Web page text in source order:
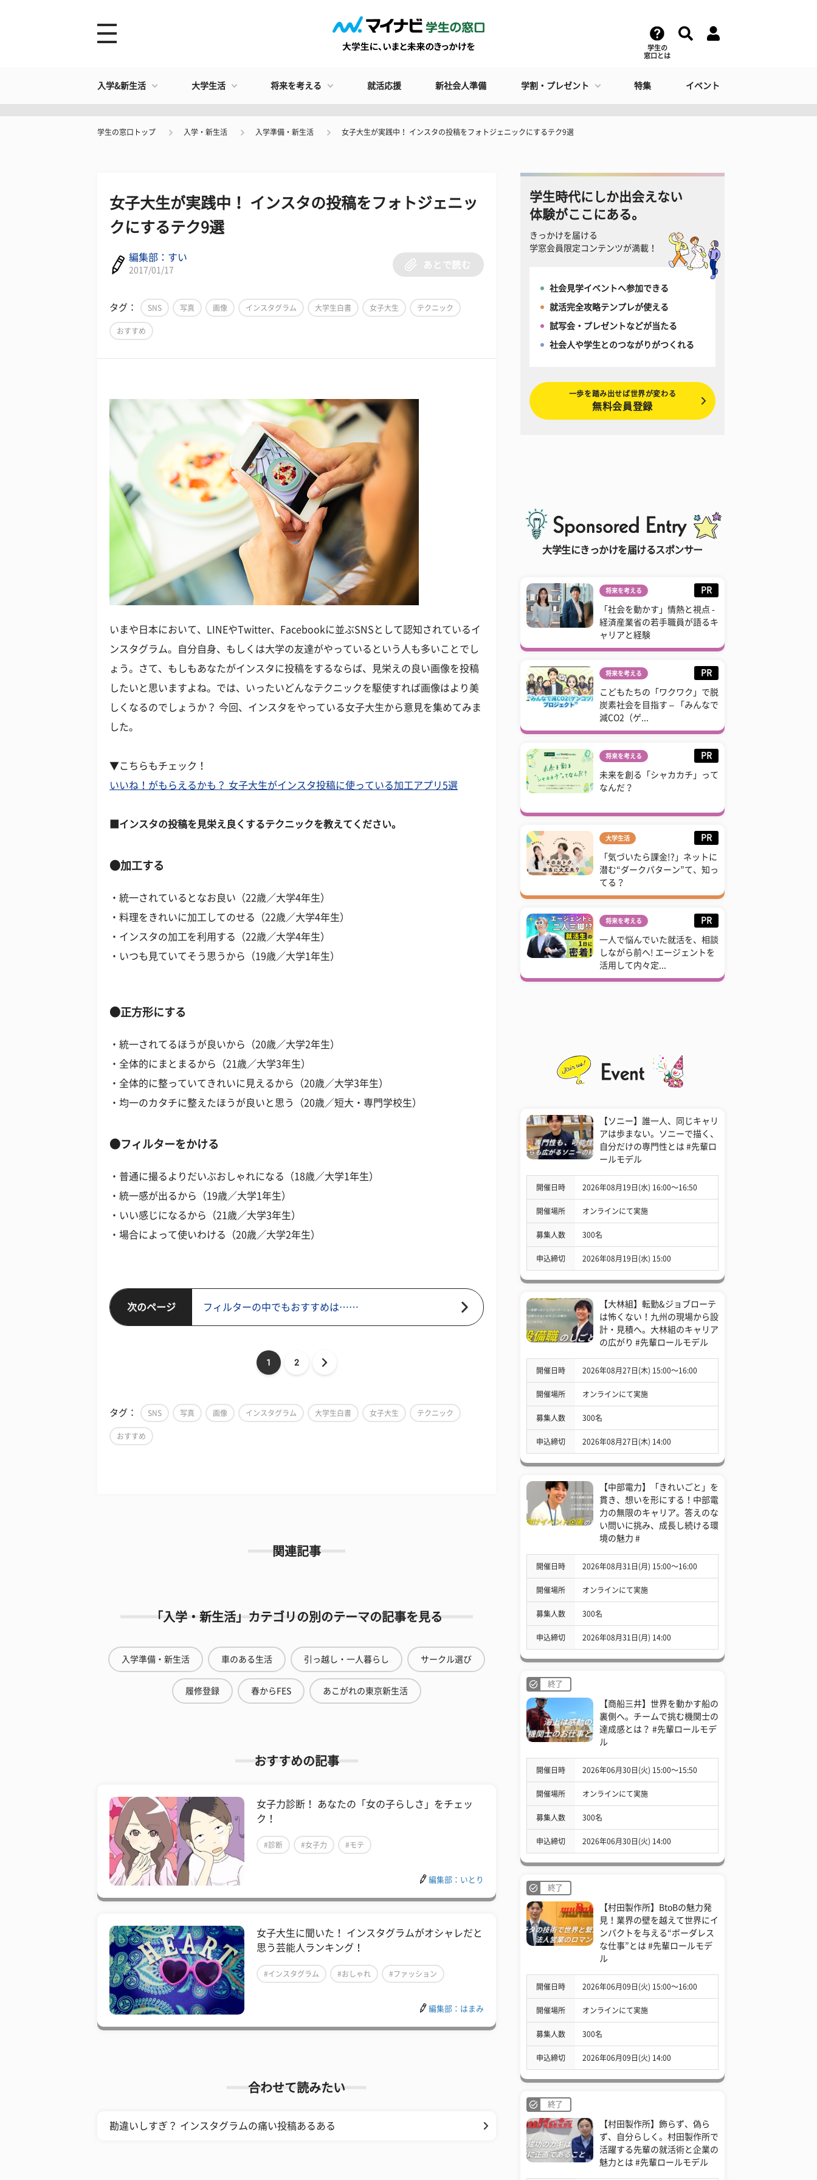
学生の
窓口とは
入学&新生活 大学生活 将来を考える 就活応援 新社会人準備 学割・プレゼント 特集 イベント
学生の窓口トップ 入学・新生活 入学準備・新生活 女子大生が実践中！ インスタの投稿をフォトジェニックにするテク9選
女子大生が実践中！ インスタの投稿をフォトジェニッ
クにするテク9選
編集部：すい
2017/01/17
あとで読む
タグ： SNS 写真 画像 インスタグラム 大学生白書 女子大生 テクニック
おすすめ
いまや日本において、LINEやTwitter、Facebookに並ぶSNSとして認知されているイ
ンスタグラム。自分自身、もしくは大学の友達がやっているという人も多いことでし
ょう。さて、もしもあなたがインスタに投稿をするならば、見栄えの良い画像を投稿
したいと思いますよね。では、いったいどんなテクニックを駆使すれば画像はより美
しくなるのでしょうか？ 今回、インスタをやっている女子大生から意見を集めてみま
した。
▼こちらもチェック！
いいね！がもらえるかも？ 女子大生がインスタ投稿に使っている加工アプリ5選
■インスタの投稿を見栄え良くするテクニックを教えてください。
●加工する
・統一されているとなお良い（22歳／大学4年生）
・料理をきれいに加工してのせる（22歳／大学4年生）
・インスタの加工を利用する（22歳／大学4年生）
・いつも見ていてそう思うから（19歳／大学1年生）
●正方形にする
・統一されてるほうが良いから（20歳／大学2年生）
・全体的にまとまるから（21歳／大学3年生）
・全体的に整っていてきれいに見えるから（20歳／大学3年生）
・均一のカタチに整えたほうが良いと思う（20歳／短大・専門学校生）
●フィルターをかける
・普通に撮るよりだいぶおしゃれになる（18歳／大学1年生）
・統一感が出るから（19歳／大学1年生）
・いい感じになるから（21歳／大学3年生）
・場合によって使いわける（20歳／大学2年生）
次のページ フィルターの中でもおすすめは……
1 2
タグ： SNS 写真 画像 インスタグラム 大学生白書 女子大生 テクニック
おすすめ
関連記事
「入学・新生活」カテゴリの別のテーマの記事を見る
入学準備・新生活 車のある生活 引っ越し・一人暮らし サークル選び
履修登録 春からFES あこがれの東京新生活
おすすめの記事
女子力診断！ あなたの「女の子らしさ」をチェッ
ク！
#診断 #女子力 #モテ
編集部：いとり
女子大生に聞いた！ インスタグラムがオシャレだと
思う芸能人ランキング！
#インスタグラム #おしゃれ #ファッション
編集部：はまみ
合わせて読みたい
勘違いしすぎ？ インスタグラムの痛い投稿あるある
学生時代にしか出会えない
体験がここにある。
きっかけを届ける
学窓会員限定コンテンツが満載！
社会見学イベントへ参加できる
就活完全攻略テンプレが使える
試写会・プレゼントなどが当たる
社会人や学生とのつながりがつくれる
一歩を踏み出せば世界が変わる
無料会員登録
大学生にきっかけを届けるスポンサー
将来を考える PR
「社会を動かす」情熱と視点 -
経済産業省の若手職員が語るキ
ャリアと経験
将来を考える PR
こどもたちの「ワクワク」で脱
炭素社会を目指す – 「みんなで
減CO2（ゲ...
将来を考える PR
未来を創る「シャカカチ」って
なんだ？
大学生活 PR
「気づいたら課金!?」ネットに
潜む“ダークパターン”て、知っ
てる？
将来を考える PR
一人で悩んでいた就活を、相談
しながら前へ! エージェントを
活用して内々定...
【ソニー】誰一人、同じキャリ
アは歩まない。ソニーで描く、
自分だけの専門性とは #先輩ロ
ールモデル
開催日時 2026年08月19日(水) 16:00〜16:50
開催場所 オンラインにて実施
募集人数 300名
申込締切 2026年08月19日(水) 15:00
【大林組】転勤&ジョブローテ
は怖くない！九州の現場から設
計・見積へ。大林組のキャリア
の広がり #先輩ロールモデル
開催日時 2026年08月27日(木) 15:00〜16:00
開催場所 オンラインにて実施
募集人数 300名
申込締切 2026年08月27日(木) 14:00
【中部電力】「きれいごと」を
貫き、想いを形にする！中部電
力の無限のキャリア。答えのな
い問いに挑み、成長し続ける環
境の魅力 #
開催日時 2026年08月31日(月) 15:00〜16:00
開催場所 オンラインにて実施
募集人数 300名
申込締切 2026年08月31日(月) 14:00
終了
【商船三井】世界を動かす船の
裏側へ。チームで挑む機関士の
達成感とは？ #先輩ロールモデ
ル
開催日時 2026年06月30日(火) 15:00〜15:50
開催場所 オンラインにて実施
募集人数 300名
申込締切 2026年06月30日(火) 14:00
終了
【村田製作所】BtoBの魅力発
見！業界の壁を越えて世界にイ
ンパクトを与える“ボーダレス
な仕事”とは #先輩ロールモデ
ル
開催日時 2026年06月09日(火) 15:00〜16:00
開催場所 オンラインにて実施
募集人数 300名
申込締切 2026年06月09日(火) 14:00
終了
【村田製作所】飾らず、偽ら
ず、自分らしく。村田製作所で
活躍する先輩の就活術と企業の
魅力とは #先輩ロールモデル